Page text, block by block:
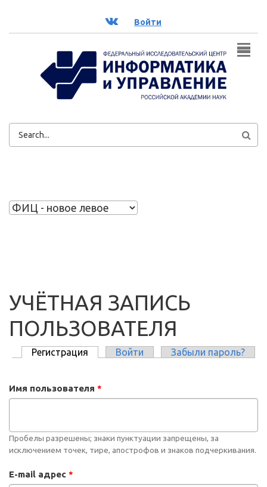
ВК Войти
ФОРМА
УЧЁТНАЯ ЗАПИСЬ
ПОЛЬЗОВАТЕЛЯ
Регистрация (активная вкладка)
Войти Забыли пароль?
Имя пользователя *
Пробелы разрешены; знаки пунктуации запрещены, за
исключением точек, тире, апострофов и знаков подчеркивания.
E-mail адрес *